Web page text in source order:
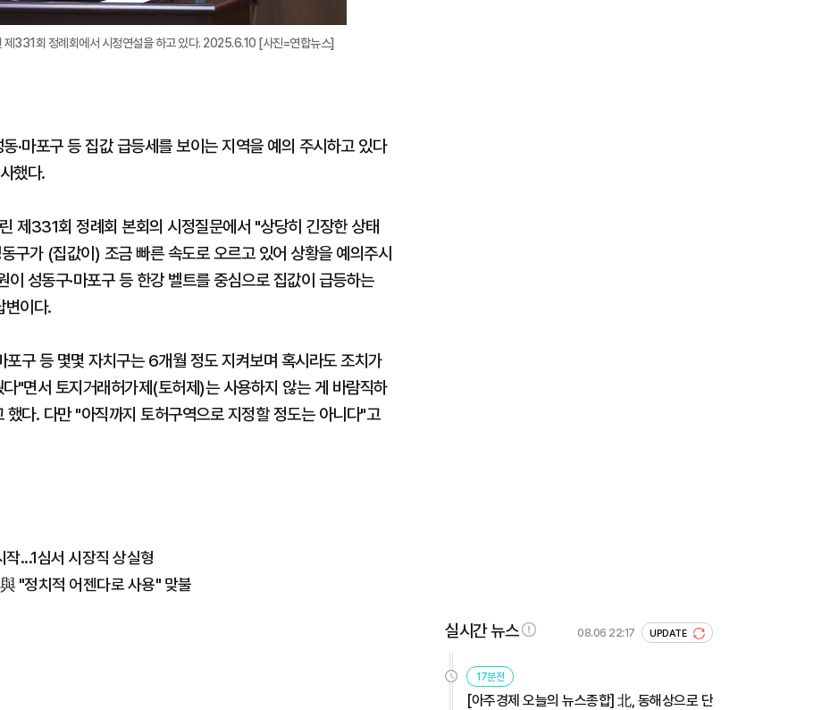
제331회 정례회에서 시정연설을 하고 있다. 2025.6.10 [사진=연합뉴스]
·마포구 등 집값 급등세를 보이는 지역을 예의 주시하고 있다
했다.
제331회 정례회 본회의 시정질문에서 "상당히 긴장한 상태
구가 (집값이) 조금 빠른 속도로 오르고 있어 상황을 예의주시
성동구·마포구 등 한강 벨트를 중심으로 집값이 급등하는
변이다.
구 등 몇몇 자치구는 6개월 정도 지켜보며 혹시라도 조치가
"면서 토지거래허가제(토허제)는 사용하지 않는 게 바람직하
다. 다만 "아직까지 토허구역으로 지정할 정도는 아니다"고
...1심서 시장직 상실형
"정치적 어젠다로 사용" 맞불
실시간 뉴스 08.06 22:17 UPDATE
17분전
[아주경제 오늘의 뉴스종합] 北, 동해상으로 단